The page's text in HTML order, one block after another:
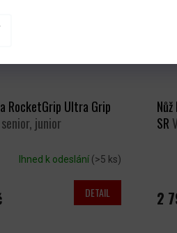
RocketGrip Ultra Grip
junior
Ihned k odeslání (>5 ks)
DETAIL
SR
2